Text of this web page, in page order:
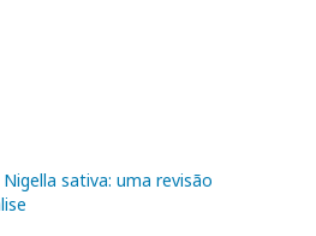
sativa: uma revisão